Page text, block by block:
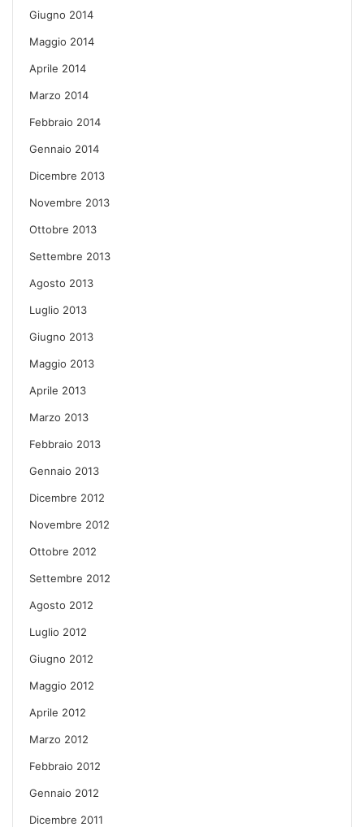
Giugno 2014
Maggio 2014
Aprile 2014
Marzo 2014
Febbraio 2014
Gennaio 2014
Dicembre 2013
Novembre 2013
Ottobre 2013
Settembre 2013
Agosto 2013
Luglio 2013
Giugno 2013
Maggio 2013
Aprile 2013
Marzo 2013
Febbraio 2013
Gennaio 2013
Dicembre 2012
Novembre 2012
Ottobre 2012
Settembre 2012
Agosto 2012
Luglio 2012
Giugno 2012
Maggio 2012
Aprile 2012
Marzo 2012
Febbraio 2012
Gennaio 2012
Dicembre 2011